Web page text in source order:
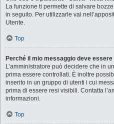
La funzione ti permette di salvare
in seguito. Per utilizzarle vai
Utente.
Top
Perché il mio messaggio deve
L’amministratore può decidere che in
prima essere controllati. È inoltre
inserito in un gruppo di utenti i cui
prima di essere resi visibili. Contatta
informazioni.
Top